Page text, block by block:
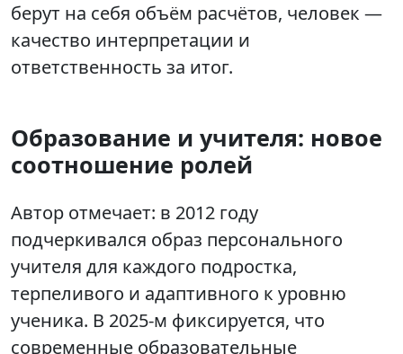
берут на себя объём расчётов, человек —
качество интерпретации и
ответственность за итог.
Образование и учителя: новое
соотношение ролей
Автор отмечает: в 2012 году
подчеркивался образ персонального
учителя для каждого подростка,
терпеливого и адаптивного к уровню
ученика. В 2025-м фиксируется, что
современные образовательные